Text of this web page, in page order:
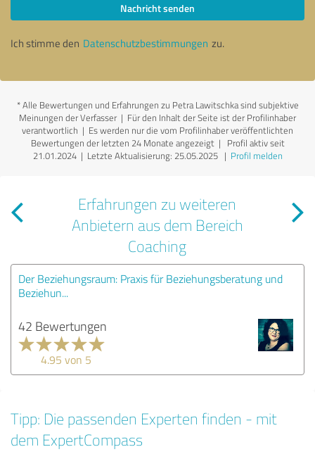
Nachricht senden
Ich stimme den Datenschutzbestimmungen zu.
*Alle Bewertungen und Erfahrungen zu Petra Lawitschka sind subjektive
Meinungen der Verfasser | Für den Inhalt der Seite ist der Profilinhaber
verantwortlich | Es werden nur die vom Profilinhaber veröffentlichten
Bewertungen der letzten 24 Monate angezeigt | Profil aktiv seit
21.01.2024 | Letzte Aktualisierung: 25.05.2025| Profil melden
Erfahrungen zu weiteren
Anbietern aus dem Bereich
Coaching
Der Beziehungsraum: Praxis für Beziehungsberatung und
Beziehun...
42 Bewertungen
4.95 von 5
Tipp: Die passenden Experten finden - mit
dem ExpertCompass